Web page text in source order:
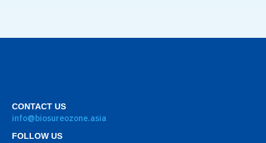
CONTACT US
info@biosureozone.asia
FOLLOW US